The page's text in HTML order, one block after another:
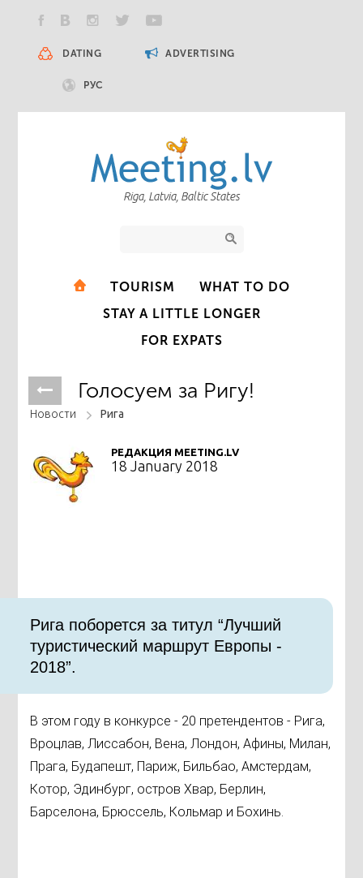
DATING ADVERTISING
РУС
Riga, Latvia, Baltic States
TOURISM
WHAT TO DO
STAY A LITTLE LONGER
FOR EXPATS
Голосуем за Ригу!
Новости Рига
РЕДАКЦИЯ MEETING.LV
18 January 2018
Рига поборется за титул “Лучший
туристический маршрут Европы -
2018”.
В этом году в конкурсе - 20 претендентов - Рига,
Вроцлав, Лиссабон, Вена, Лондон, Афины, Милан,
Прага, Будапешт, Париж, Бильбао, Амстердам,
Котор, Эдинбург, остров Хвар, Берлин,
Барселона, Брюссель, Кольмар и Бохинь.